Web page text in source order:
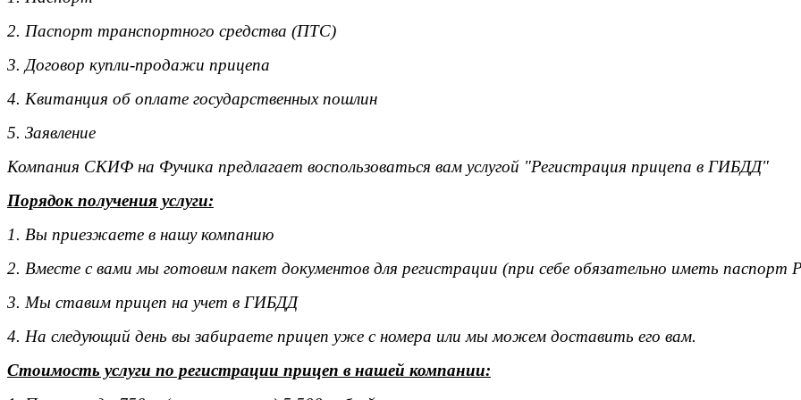
2. Паспорт транспортного средства (ПТС)
3. Договор купли-продажи прицепа
4. Квитанция об оплате государственных пошлин
5. Заявление
Компания СКИФ на Фучика предлагает воспользоваться вам услугой "Регистрация прицепа в ГИБДД"
Порядок получения услуги:
1. Вы приезжаете в нашу компанию
2. Вместе с вами мы готовим пакет документов для регистрации (при себе обязательно иметь паспорт
3. Мы ставим прицеп на учет в ГИБДД
4. На следующий день вы забираете прицеп уже с номера или мы можем доставить его вам.
Стоимость услуги по регистрации прицеп в нашей компании: